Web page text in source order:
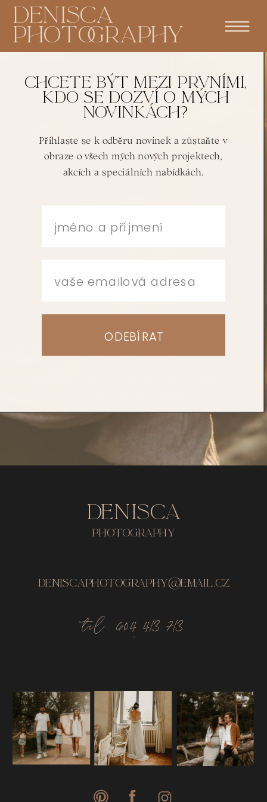
DENISCA
PHOTOGRAPHY
Chcete být mezi prvními,
KDo se Dozví o mých
novinkách?
Přihlaste se k odběru novinek a zůstaňte v
obraze o všech mých nových projektech,
akcích a speciálních nabídkách.
ODEBÍRAT
PHOTOGRAPHY
DENISCA
tel. 604 413 713
DENISCAPHOTOgRAPHY@EMAIL.CZ